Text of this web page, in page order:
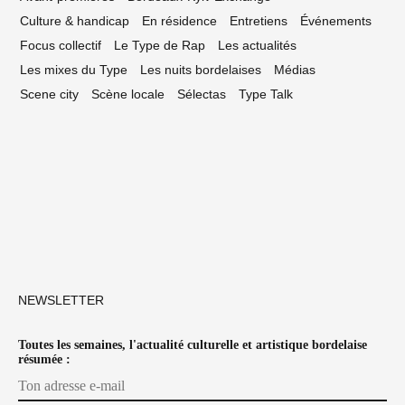
Culture & handicap
En résidence Entretiens
Événements
Focus collectif
Le Type de Rap
Les actualités
Les mixes du Type
Les nuits bordelaises
Médias
Scene city
Scène locale Sélectas Type Talk
NEWSLETTER
Toutes les semaines, l'actualité culturelle et artistique bordelaise
résumée :